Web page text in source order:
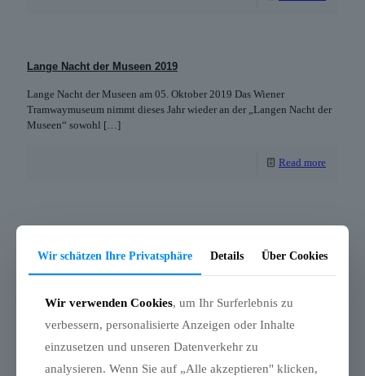
Lange Nacht der Museen 2019
Lange Nacht der Museen am 05. Oktober 2019 Das Wiener
Tramwaymuseum nimmt dieses Jahr wieder an der „Langen Nacht der
Museen“ sowohl […]
Read more
Tramwaytag 2019
Am Samstag, 11. Mai 2019 von 14 bis 22 Uhr findet in der
Wir schätzen Ihre Privatsphäre Details Über Cookies
Wir verwenden Cookies, um Ihr Surferlebnis zu
verbessern, personalisierte Anzeigen oder Inhalte
einzusetzen und unseren Datenverkehr zu
analysieren. Wenn Sie auf „Alle akzeptieren" klicken,